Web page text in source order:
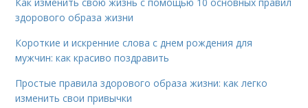
здорового образа жизни
Короткие и искренние слова с днем рождения для
мужчин: как красиво поздравить
Простые правила здорового образа жизни: как легко
изменить свои привычки